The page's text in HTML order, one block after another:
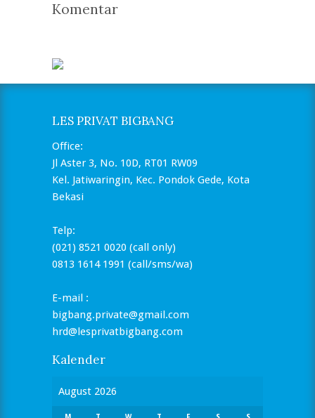
Komentar
LES PRIVAT BIGBANG
Office:
Jl Aster 3, No. 10D, RT01 RW09
Kel. Jatiwaringin, Kec. Pondok Gede, Kota
Bekasi
Telp:
(021) 8521 0020 (call only)
0813 1614 1991 (call/sms/wa)
E-mail :
bigbang.private@gmail.com
hrd@lesprivatbigbang.com
Kalender
August 2026